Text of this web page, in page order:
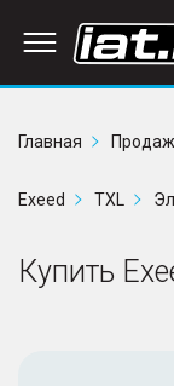
Главная
Exeed TXL
Купить